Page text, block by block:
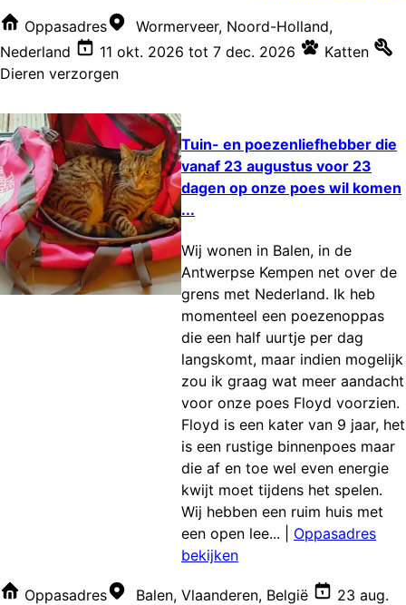
Oppasadres
Wormerveer, Noord-Holland,
Nederland
11 okt. 2026 tot 7 dec. 2026
Katten
Dieren verzorgen
Tuin- en poezenliefhebber die
vanaf 23 augustus voor 23
dagen op onze poes wil komen
...
Wij wonen in Balen, in de
Antwerpse Kempen net over de
grens met Nederland. Ik heb
momenteel een poezenoppas
die een half uurtje per dag
langskomt, maar indien mogelijk
zou ik graag wat meer aandacht
voor onze poes Floyd voorzien.
Floyd is een kater van 9 jaar, het
is een rustige binnenpoes maar
die af en toe wel even energie
kwijt moet tijdens het spelen.
Wij hebben een ruim huis met
een open lee...
Oppasadres
bekijken
Oppasadres Balen, Vlaanderen, België
23 aug.